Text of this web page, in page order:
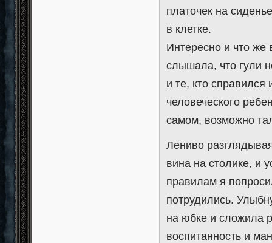
платочек на
в клетке.
Интересно и что же
слышала, что гули
и те, кто
человеческого
самом, возможно
Лениво
вина на столике, и
правилам я
потрудились.
на юбке и сложила
воспитанность и